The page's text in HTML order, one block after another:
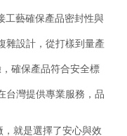
工藝確保產品密封性與
雜設計，從打樣到量產
確保產品符合安全標
台灣提供專業服務，品
就是選擇了安心與效